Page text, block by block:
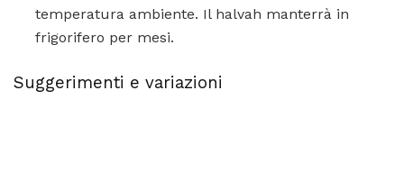
temperatura ambiente. Il halvah manterrà in
frigorifero per mesi.
Suggerimenti e variazioni